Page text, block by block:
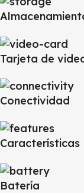
Tarjeta de
Conectividad
Características
Batería